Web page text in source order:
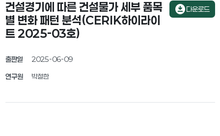
건설경기에 따른 건설물가 세부 품목
별 변화 패턴 분석(CERIK하이라이
트 2025-03호)
출판일 2025-06-09
연구원 박철한
download_for_offline다운로드